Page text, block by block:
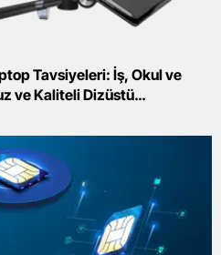
Tavsiyeleri: İş, Okul ve
ve Kaliteli Dizüstü